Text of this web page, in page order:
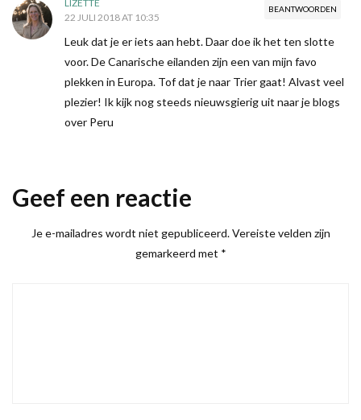
BEANTWOORDEN
LIZETTE
22 JULI 2018 AT 10:35
Leuk dat je er iets aan hebt. Daar doe ik het ten slotte
voor. De Canarische eilanden zijn een van mijn favo
plekken in Europa. Tof dat je naar Trier gaat! Alvast veel
plezier! Ik kijk nog steeds nieuwsgierig uit naar je blogs
over Peru
Geef een reactie
Je e-mailadres wordt niet gepubliceerd. Vereiste velden zijn
gemarkeerd met *